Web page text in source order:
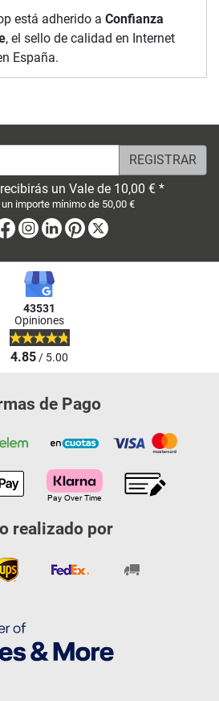
está adherido a Confianza
, el sello de calidad en Internet
España.
un Vale de 10,00 € *
importe mínimo de 50,00 €
Facebook
Instagram
LinkedinPinterest
43531
Opiniones
4.85/ 5.00
de Pago
realizado por